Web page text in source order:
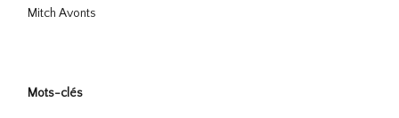
Mitch Avonts
Mots-clés